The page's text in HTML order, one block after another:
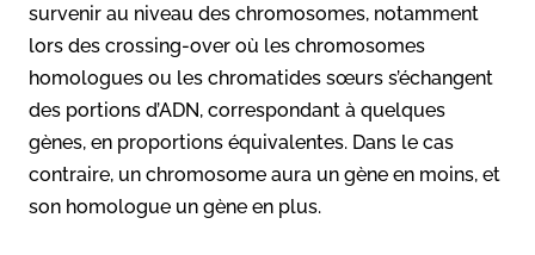
survenir au niveau des chromosomes, notamment
lors des crossing-over où les chromosomes
homologues ou les chromatides sœurs s’échangent
des portions d’ADN, correspondant à quelques
gènes, en proportions équivalentes. Dans le cas
contraire, un chromosome aura un gène en moins, et
son homologue un gène en plus.